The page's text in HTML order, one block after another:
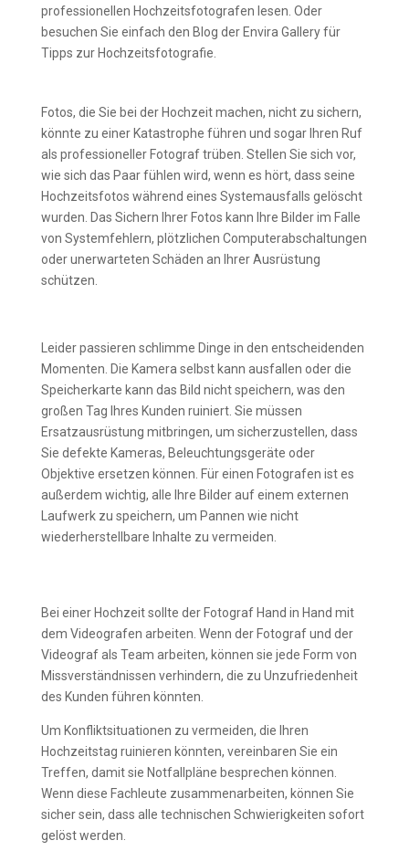
professionellen Hochzeitsfotografen lesen. Oder
besuchen Sie einfach den Blog der Envira Gallery für
Tipps zur Hochzeitsfotografie.
Fotos, die Sie bei der Hochzeit machen, nicht zu sichern,
könnte zu einer Katastrophe führen und sogar Ihren Ruf
als professioneller Fotograf trüben. Stellen Sie sich vor,
wie sich das Paar fühlen wird, wenn es hört, dass seine
Hochzeitsfotos während eines Systemausfalls gelöscht
wurden. Das Sichern Ihrer Fotos kann Ihre Bilder im Falle
von Systemfehlern, plötzlichen Computerabschaltungen
oder unerwarteten Schäden an Ihrer Ausrüstung
schützen.
Leider passieren schlimme Dinge in den entscheidenden
Momenten. Die Kamera selbst kann ausfallen oder die
Speicherkarte kann das Bild nicht speichern, was den
großen Tag Ihres Kunden ruiniert. Sie müssen
Ersatzausrüstung mitbringen, um sicherzustellen, dass
Sie defekte Kameras, Beleuchtungsgeräte oder
Objektive ersetzen können. Für einen Fotografen ist es
außerdem wichtig, alle Ihre Bilder auf einem externen
Laufwerk zu speichern, um Pannen wie nicht
wiederherstellbare Inhalte zu vermeiden.
Bei einer Hochzeit sollte der Fotograf Hand in Hand mit
dem Videografen arbeiten. Wenn der Fotograf und der
Videograf als Team arbeiten, können sie jede Form von
Missverständnissen verhindern, die zu Unzufriedenheit
des Kunden führen könnten.
Um Konfliktsituationen zu vermeiden, die Ihren
Hochzeitstag ruinieren könnten, vereinbaren Sie ein
Treffen, damit sie Notfallpläne besprechen können.
Wenn diese Fachleute zusammenarbeiten, können Sie
sicher sein, dass alle technischen Schwierigkeiten sofort
gelöst werden.